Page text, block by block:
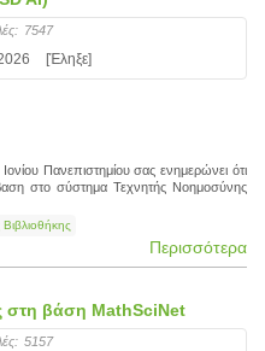
7547
[Έληξε]
Πανεπιστημίου σας ενημερώνει ότι
στο σύστημα Τεχνητής Νοημοσύνης
Περισσότερα
στη βάση MathSciNet
5157